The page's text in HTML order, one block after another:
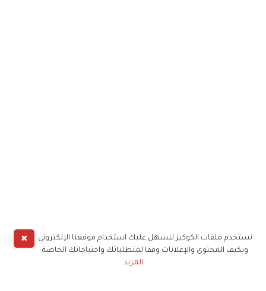
✖
نستخدم ملفات الكوكيز لنسهل عليك استخدام موقعنا الإلكتروني
ونكيف المحتوى والإعلانات وفقا لمتطلباتك واحتياجاتك الخاصة
المزيد